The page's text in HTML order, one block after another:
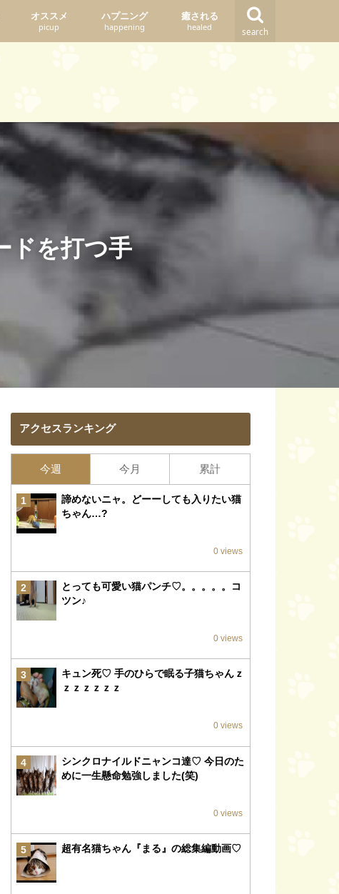
search
オススメ
picup
ハプニング
happening
癒される
healed
ドを打つ手
アクセスランキング
今週 今月 累計
1
諦めないニャ。どーーしても入りたい猫
ちゃん…?
0 views
2
とっても可愛い猫パンチ♡。。。。。コ
ツン♪
0 views
3
キュン死♡ 手のひらで眠る子猫ちゃんｚ
ｚｚｚｚｚｚ
0 views
4
シンクロナイルドニャンコ達♡ 今日のた
めに一生懸命勉強しました(笑)
0 views
5 超有名猫ちゃん『まる』の総集編動画♡